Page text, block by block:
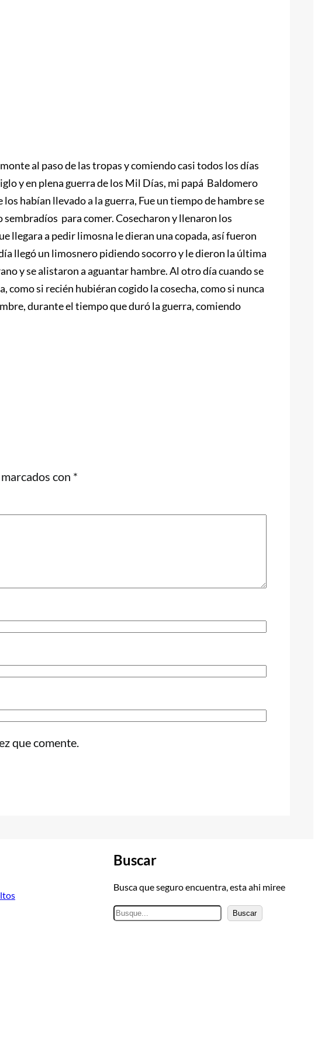
al paso de las tropas y comiendo casi todos los días
y en plena guerra de los Mil Días, mi papá Baldomero
habían llevado a la guerra, Fue un tiempo de hambre se
para comer. Cosecharon y llenaron los
llegara a pedir limosna le dieran una copada, así fueron
llegó un limosnero pidiendo socorro y le dieron la última
y se alistaron a aguantar hambre. Al otro día cuando se
si recién hubiéran cogido la cosecha, como si nunca
durante el tiempo que duró la guerra, comiendo
con *
que comente.
Buscar
Busca que seguro encuentra, esta ahi miree
B
Buscar